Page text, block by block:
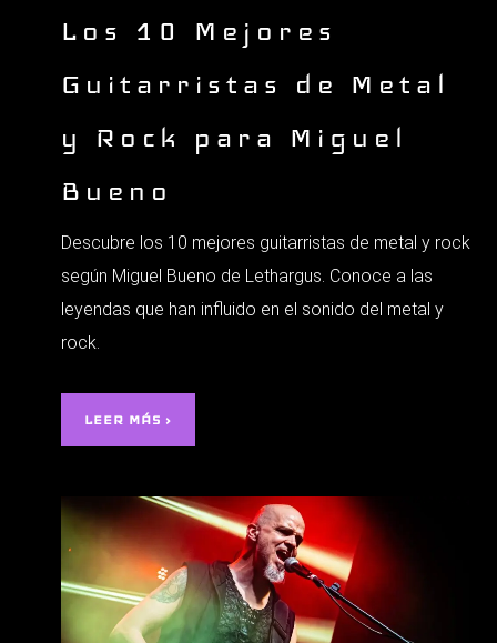
Los 10 Mejores
Guitarristas de Metal
y Rock para Miguel
Bueno
Descubre los 10 mejores guitarristas de metal y rock
según Miguel Bueno de Lethargus. Conoce a las
leyendas que han influido en el sonido del metal y
rock.
LEER MÁS ›